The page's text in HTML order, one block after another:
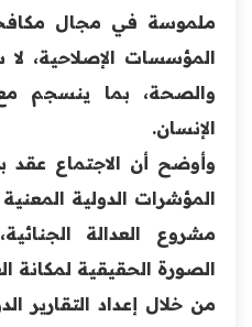
ملموسة في مجال
المؤسسات الإصلاحية،
والصحة، بما ينسجم
الإنسان.
وأوضح أن الاجتماع
المؤشرات الدولية
مشروع العدالة
الصورة الحقيقية لمكانة
من خلال إعداد التقارير